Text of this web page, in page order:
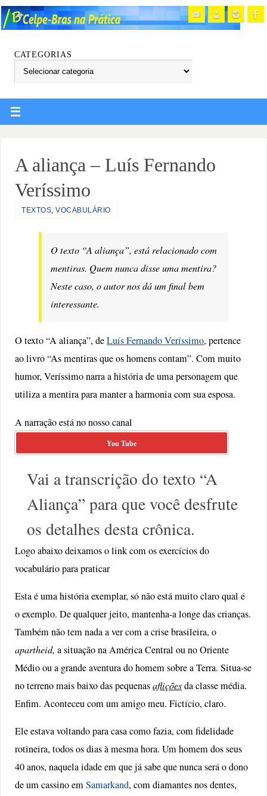
CATEGORIAS
A aliança – Luís Fernando
Veríssimo
TEXTOS,VOCABULÁRIO
O texto “A aliança”, está relacionado com
mentiras. Quem nunca disse uma mentira?
Neste caso, o autor nos dá um final bem
interessante.
O texto “A aliança”, deLuís Fernando Veríssimo, pertence
ao livro “As mentiras que os homens contam”. Com muito
humor, Veríssimo narra a história de uma personagem que
utiliza a mentira para manter a harmonia com sua esposa.
A narração está no nosso canal
You Tube
Vai a transcrição do texto “A
Aliança” para que você desfrute
os detalhes desta crônica.
Logo abaixo deixamos o link com os exercícios do
vocabulário para praticar
Esta é uma história exemplar, só não está muito claro qual é
o exemplo. De qualquer jeito, mantenha-a longe das crianças.
Também não tem nada a ver com a crise brasileira, o
apartheid, a situação na América Central ou no Oriente
Médio ou a grande aventura do homem sobre a Terra. Situa-se
no terreno mais baixo das pequenasafliçõesda classe média.
Enfim. Aconteceu com um amigo meu. Fictício, claro.
Ele estava voltando para casa como fazia, com fidelidade
rotineira, todos os dias à mesma hora. Um homem dos seus
40 anos, naquela idade em que já sabe que nunca será o dono
de um cassino emSamarkand, com diamantes nos dentes,